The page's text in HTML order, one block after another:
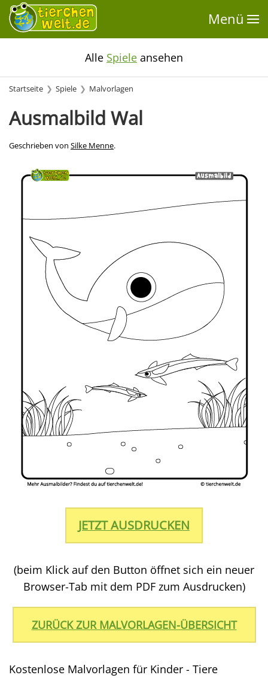
Menü
Alle Spiele ansehen
Startseite Spiele Malvorlagen
Ausmalbild Wal
Geschrieben von Silke Menne.
JETZT AUSDRUCKEN
(beim Klick auf den Button öffnet sich ein neuer
Browser-Tab mit dem PDF zum Ausdrucken)
ZURÜCK ZUR MALVORLAGEN-ÜBERSICHT
Kostenlose Malvorlagen für Kinder - Tiere